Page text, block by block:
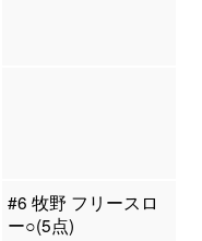
#6 牧野 フリースロ
ー○(5点)